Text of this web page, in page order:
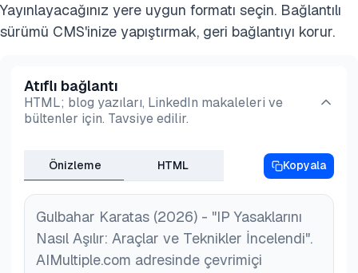
Yayınlayacağınız yere uygun formatı seçin. Bağlantılı
sürümü CMS'inize yapıştırmak, geri bağlantıyı korur.
Atıflı bağlantı
HTML; blog yazıları, LinkedIn makaleleri ve
bültenler için. Tavsiye edilir.
Önizleme HTML Kopyala
Gulbahar Karatas (2026) - "IP Yasaklarını
Nasıl Aşılır: Araçlar ve Teknikler İncelendi".
AIMultiple.com adresinde çevrimiçi